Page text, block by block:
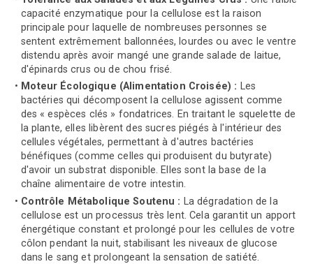
capacité enzymatique pour la cellulose est la raison
principale pour laquelle de nombreuses personnes se
sentent extrêmement ballonnées, lourdes ou avec le ventre
distendu après avoir mangé une grande salade de laitue,
d'épinards crus ou de chou frisé.
Moteur Écologique (Alimentation Croisée) : Les
bactéries qui décomposent la cellulose agissent comme
des « espèces clés » fondatrices. En traitant le squelette de
la plante, elles libèrent des sucres piégés à l'intérieur des
cellules végétales, permettant à d'autres bactéries
bénéfiques (comme celles qui produisent du butyrate)
d'avoir un substrat disponible. Elles sont la base de la
chaîne alimentaire de votre intestin.
Contrôle Métabolique Soutenu : La dégradation de la
cellulose est un processus très lent. Cela garantit un apport
énergétique constant et prolongé pour les cellules de votre
côlon pendant la nuit, stabilisant les niveaux de glucose
dans le sang et prolongeant la sensation de satiété.